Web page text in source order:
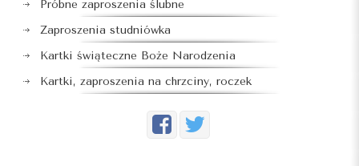
Próbne zaproszenia ślubne
Zaproszenia studniówka
Kartki świąteczne Boże Narodzenia
Kartki, zaproszenia na chrzciny, roczek